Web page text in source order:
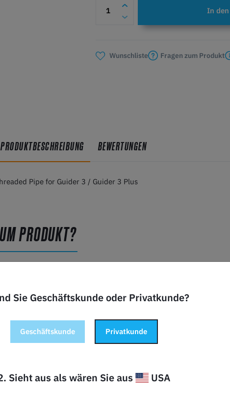
In
Wunschliste Fragen zum Produkt
PRODUKTBESCHREIBUNG BEWERTUNGEN
Pipe for Guider 3 / Guider 3 Plus
PRODUKT?
Sie Geschäftskunde oder Privatkunde?
Geschäftskunde Privatkunde
Sieht aus als wären Sie aus USA